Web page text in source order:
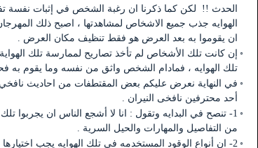
الحدث !! لكن كما ذكرنا ان رغبة الشخص في إثبات نفسة
الهوايه جذب جميع الاشخاص لمشاهدتها ، اصبح ذلك
ان يقوموا به بعد العرض هو فقط تنظيف مكان العرض .
إن كانت تلك الأشخاص لم تأخذ تصاريح لممارسة تلك
تلك الهوايه ، فمادام الشخص واثق من نفسه وما يقوم به
أحد محترفين نافخى النيران .
1- تنصح في البدايه وتقول : انا لا أشجع الناس ان يجربوا تلك
من التفاصيل والمهارات والحيل السرية .
2- ان أنواع الوقود المستخدمه في تلك الهوايه يجب